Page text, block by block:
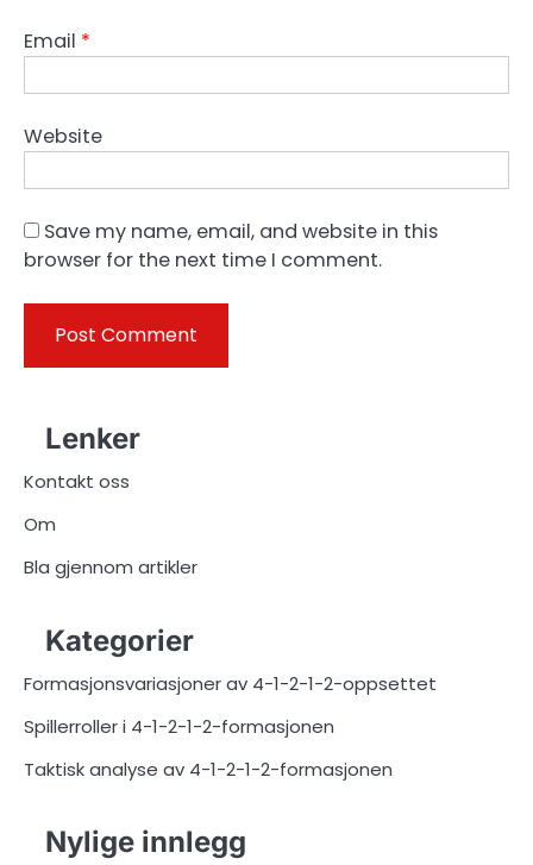
Email *
Website
Save my name, email, and website in this
browser for the next time I comment.
Lenker
Kontakt oss
Om
Bla gjennom artikler
Kategorier
Formasjonsvariasjoner av 4-1-2-1-2-oppsettet
Spillerroller i 4-1-2-1-2-formasjonen
Taktisk analyse av 4-1-2-1-2-formasjonen
Nylige innlegg